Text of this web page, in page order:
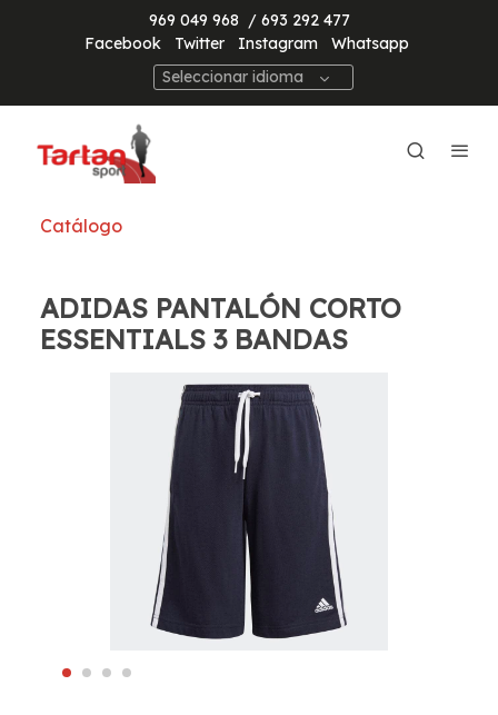
969 049 968 / 693 292 477
Facebook
Twitter Instagram
Whatsapp
Seleccionar idioma
Catálogo
ADIDAS PANTALÓN CORTO
ESSENTIALS 3 BANDAS